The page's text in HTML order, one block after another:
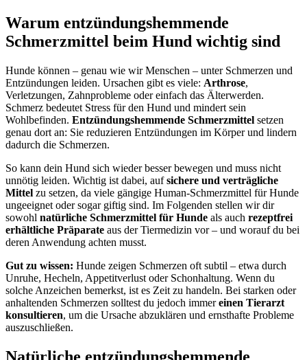
Warum entzündungshemmende
Schmerzmittel beim Hund wichtig sind
Hunde können – genau wie wir Menschen – unter Schmerzen und
Entzündungen leiden. Ursachen gibt es viele: Arthrose,
Verletzungen, Zahnprobleme oder einfach das Älterwerden.
Schmerz bedeutet Stress für den Hund und mindert sein
Wohlbefinden. Entzündungshemmende Schmerzmittel setzen
genau dort an: Sie reduzieren Entzündungen im Körper und lindern
dadurch die Schmerzen.
So kann dein Hund sich wieder besser bewegen und muss nicht
unnötig leiden. Wichtig ist dabei, aufsichere und verträgliche
Mittel zu setzen, da viele gängige Human-Schmerzmittel für Hunde
ungeeignet oder sogar giftig sind. Im Folgenden stellen wir dir
sowohl natürliche Schmerzmittel für Hunde als auch rezeptfrei
erhältliche Präparate aus der Tiermedizin vor – und worauf du bei
deren Anwendung achten musst.
Gut zu wissen: Hunde zeigen Schmerzen oft subtil – etwa durch
Unruhe, Hecheln, Appetitverlust oder Schonhaltung. Wenn du
solche Anzeichen bemerkst, ist es Zeit zu handeln. Bei starken oder
anhaltenden Schmerzen solltest du jedoch immereinen Tierarzt
konsultieren, um die Ursache abzuklären und ernsthafte Probleme
auszuschließen.
Natürliche entzündungshemmende